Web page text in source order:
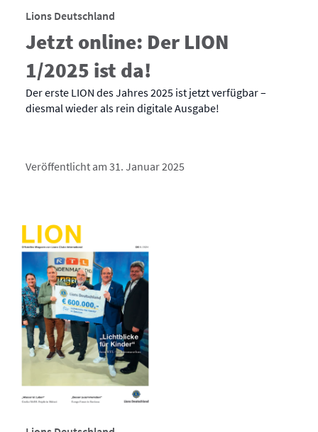
Lions Deutschland
Jetzt online: Der LION
1/2025 ist da!
Der erste LION des Jahres 2025 ist jetzt verfügbar –
diesmal wieder als rein digitale Ausgabe!
Veröffentlicht am 31. Januar 2025